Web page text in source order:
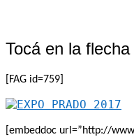
Tocá en la
[FAG id=759]
[embeddoc url=”http://